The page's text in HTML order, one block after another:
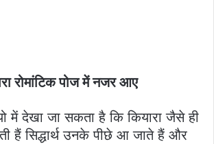
रोमांटिक पोज में नजर आए
में देखा जा सकता है कि कियारा जैसे ही
हैं सिद्धार्थ उनके पीछे आ जाते हैं और